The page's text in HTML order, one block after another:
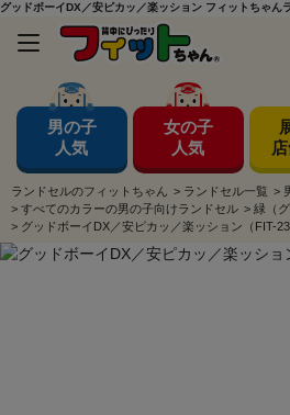
グッドボーイDX／安ピカッ／楽ッション フィットちゃん
男の子
人気
女の子
人気
ランドセルのフィットちゃん > ランドセル一覧 >
> すべてのカラーの男の子向けランドセル > 緑（
> グッドボーイDX／安ピカッ／楽ッション（FIT-